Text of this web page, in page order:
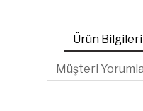
Ürün Bilgileri
Müşteri